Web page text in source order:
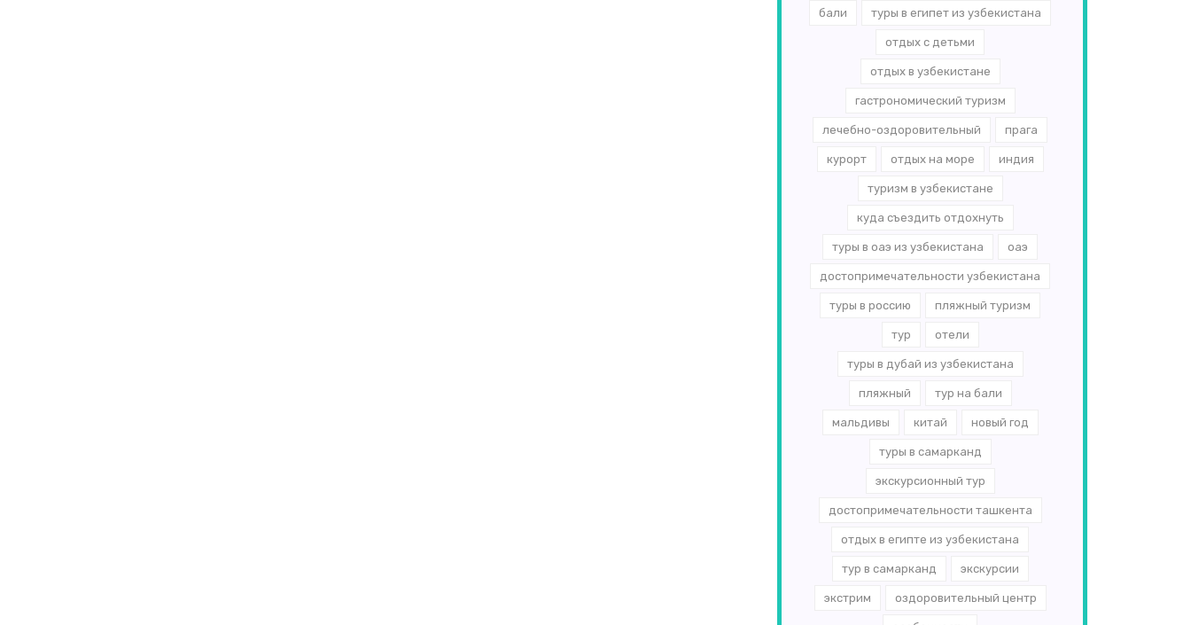
бали туры в египет из узбекистана
отдых с детьми
отдых в узбекистане
гастрономический туризм
лечебно-оздоровительный прага
курорт отдых на море индия
туризм в узбекистане
куда съездить отдохнуть
туры в оаэ из узбекистана оаэ
достопримечательности узбекистана
туры в россию пляжный туризм
тур отели
туры в дубай из узбекистана
пляжный тур на бали
мальдивы китай новый год
туры в самарканд
экскурсионный тур
достопримечательности ташкента
отдых в египте из узбекистана
тур в самарканд экскурсии
экстрим оздоровительный центр